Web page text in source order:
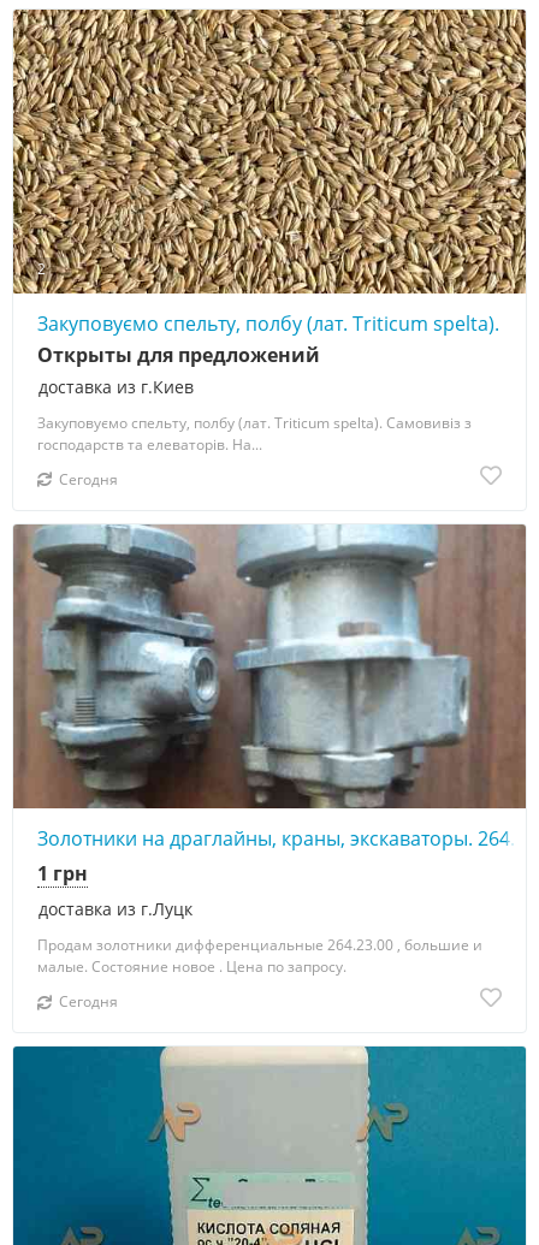
2
Закуповуємо спельту, полбу (лат. Triticum spelta).
доставка из г.Киев
Открыты для предложений
Закуповуємо спельту, полбу (лат. Triticum spelta). Самовивіз з
господарств та елеваторів. На...
Сегодня
Золотники на драглайны, краны, экскаваторы.
доставка из г.Луцк
1 грн
Продам золотники дифференциальные 264.23.00 , большие и
малые. Состояние новое . Цена по запросу.
Сегодня